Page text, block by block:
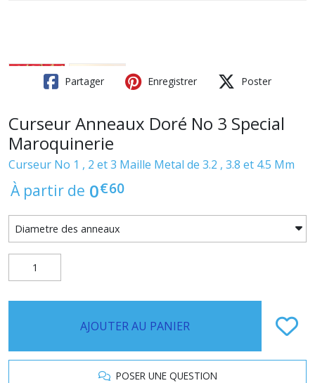
Partager Enregistrer Poster
Curseur Anneaux Doré No 3 Special
Maroquinerie
Curseur No 1 , 2 et 3 Maille Metal de 3.2 , 3.8 et 4.5 Mm
À partir de 0€60
AJOUTER AU PANIER
POSER UNE QUESTION